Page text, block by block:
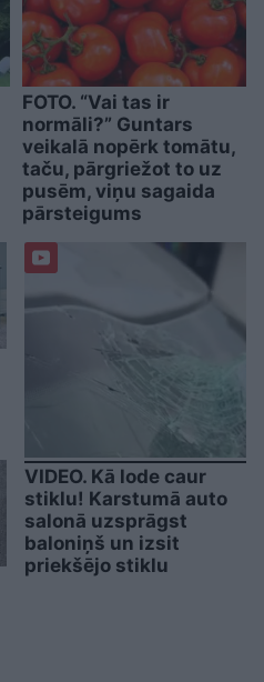
FOTO. “Vai tas ir
normāli?” Guntars
veikalā nopērk tomātu,
taču, pārgriežot to uz
pusēm, viņu sagaida
pārsteigums
VIDEO. Kā lode caur
stiklu! Karstumā auto
salonā uzsprāgst
baloniņš un izsit
priekšējo stiklu